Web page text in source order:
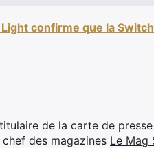
confirme que la
de la carte de
des magazines Le Mag